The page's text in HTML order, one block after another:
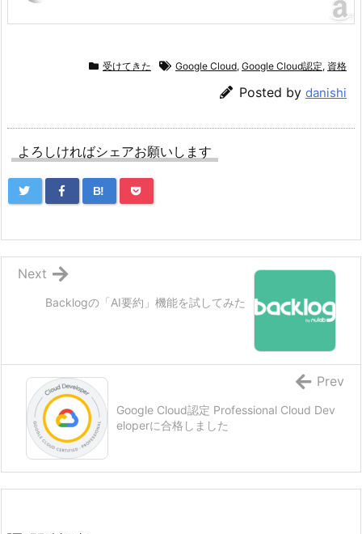
受けてきた Google Cloud, Google Cloud認定, 資格
Posted by danishi
よろしければシェアお願いします
B!
Backlogの「AI要約」機能を試してみた
Next
Google Cloud認定 Professional Cloud Dev
eloperに合格しました
Prev